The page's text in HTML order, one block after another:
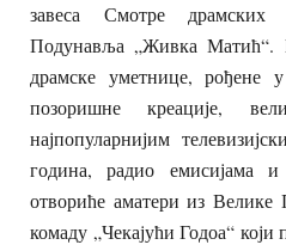
завеса Смотре
Подунавља „Живка Матић“.
драмске уметнице, рођене
позоришне креације,
најпопуларнијим
година, радио емисијама
отвориће аматери из Велике
комаду „Чекајући Годоа“